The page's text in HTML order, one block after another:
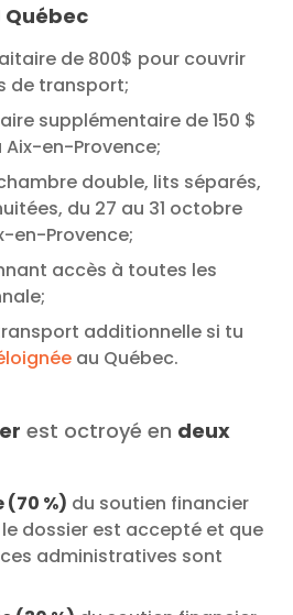
Québec
de 800$ pour couvrir
de transport;
supplémentaire de 150 $
en-Provence;
double, lits séparés,
du 27 au 31 octobre
en-Provence;
accès à toutes les
additionnelle si tu
au Québec.
est octroyé en deux
%) du soutien financier
dossier est accepté et que
administratives sont